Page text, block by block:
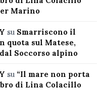
Marino
su Smarriscono il
quota sul Matese,
Soccorso alpino
su “Il mare non porta
di Lina Colacillo